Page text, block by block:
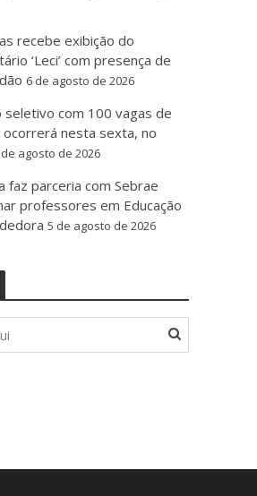
recebe exibição do
‘Leci’ com presença de
6 de agosto de 2026
seletivo com 100 vagas de
nesta sexta, no
de agosto de 2026
faz parceria com Sebrae
professores em Educação
5 de agosto de 2026